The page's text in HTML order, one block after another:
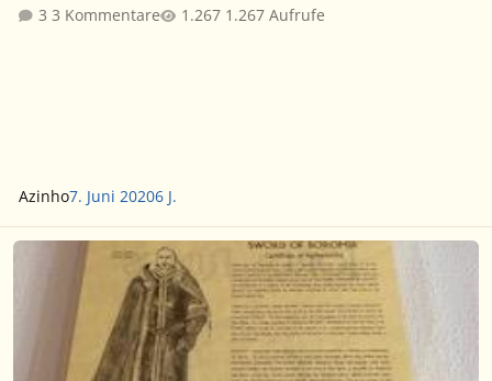
3 Kommentare
1.267 Aufrufe
Azinho7. Juni 20206 J.
Biete United Cutlery Eowyn und Boromir Schwerter